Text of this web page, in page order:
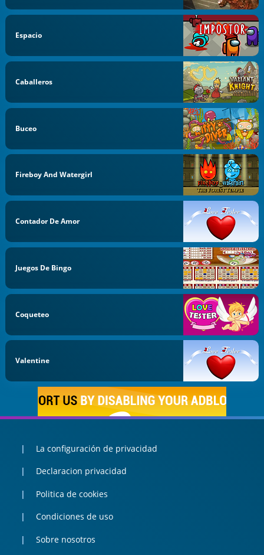
Espacio
Caballeros
Buceo
Fireboy And Watergirl
Contador De Amor
Juegos De Bingo
Coqueteo
Valentine
La configuración de privacidad
Declaracion privacidad
Politica de cookies
Condiciones de uso
Sobre nosotros